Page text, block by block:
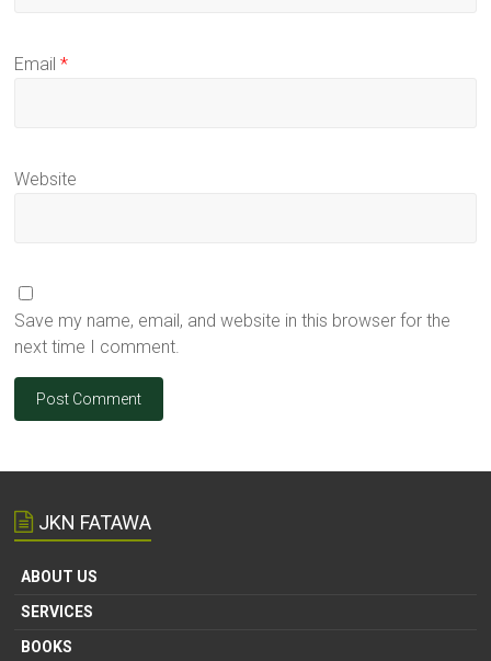
Email*
Website
Save my name, email, and website in this browser for the
next time I comment.
JKN FATAWA
ABOUT US
SERVICES
BOOKS